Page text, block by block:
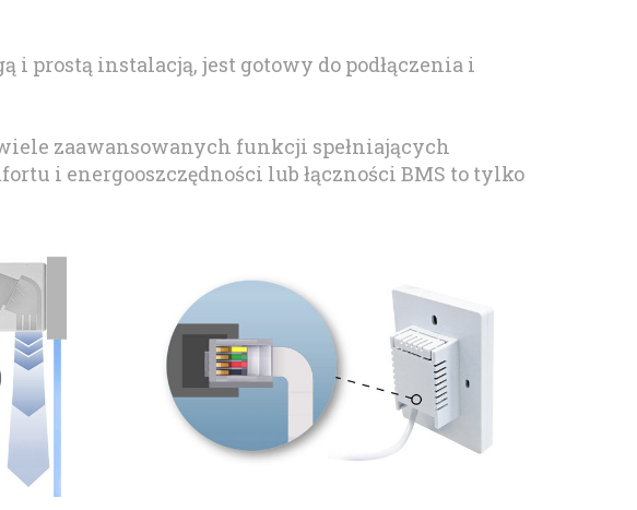
i prostą instalacją, jest gotowy do podłączenia i
zaawansowanych funkcji spełniających
i energooszczędności lub łączności BMS to tylko